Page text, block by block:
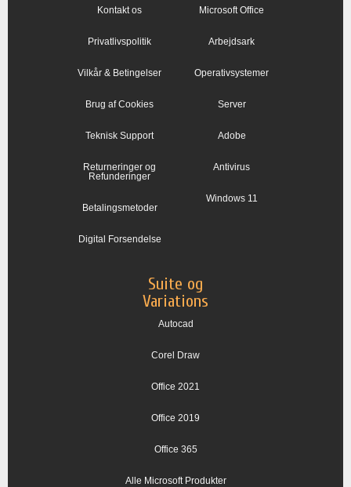
Kontakt os
Privatlivspolitik
Vilkår & Betingelser
Brug af Cookies
Teknisk Support
Returneringer og
Refunderinger
Betalingsmetoder
Digital Forsendelse
Microsoft Office
Arbejdsark
Operativsystemer
Server
Adobe
Antivirus
Windows 11
Suite og
Variations
Autocad
Corel Draw
Office 2021
Office 2019
Office 365
Alle Microsoft Produkter